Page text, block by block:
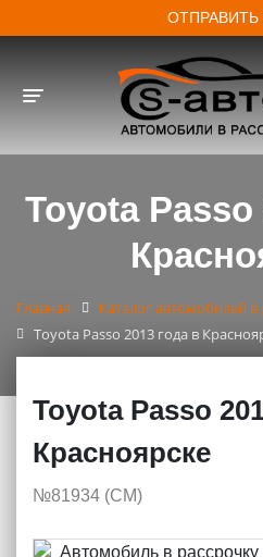
Toggle navigation
ОТПРАВИТЬ
Toyota Passo
Главная
Каталог автомобилей в
Toyota Passo 2013 года в
Toyota Passo
Красноярске
№81934 (CM)